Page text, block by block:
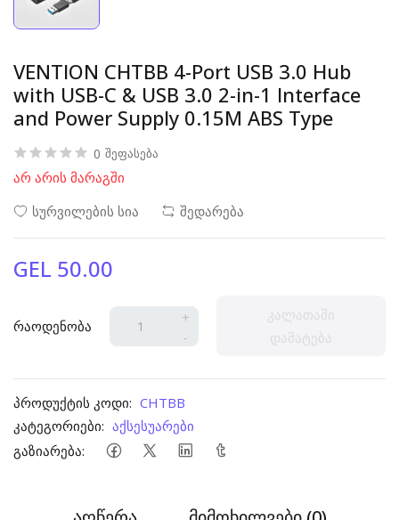
VENTION CHTBB 4-Port USB 3.0 Hub
with USB-C & USB 3.0 2-in-1 Interface
and Power Supply 0.15M ABS Type
0 შეფასება
არ არის მარაგში
სურვილების სია
შედარება
GEL 50.00
რაოდენობა
+
-
კალათაში
დამატება
პროდუქტის კოდი: CHTBB
კატეგორიები: აქსესუარები
გაზიარება: